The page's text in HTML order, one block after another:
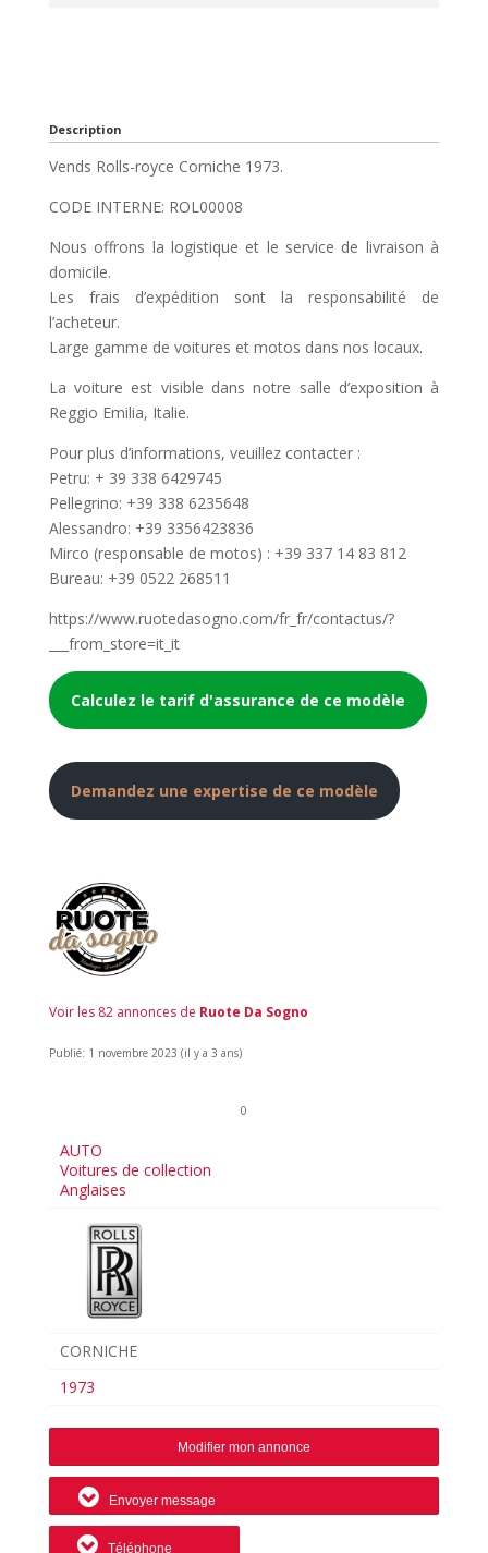
Description
Vends Rolls-royce Corniche 1973.
CODE INTERNE: ROL00008
Nous offrons la logistique et le service de livraison à
domicile.
Les frais d’expédition sont la responsabilité de
l’acheteur.
Large gamme de voitures et motos dans nos locaux.
La voiture est visible dans notre salle d’exposition à
Reggio Emilia, Italie.
Pour plus d’informations, veuillez contacter :
Petru: + 39 338 6429745
Pellegrino: +39 338 6235648
Alessandro: +39 3356423836
Mirco (responsable de motos) : +39 337 14 83 812
Bureau: +39 0522 268511
https://www.ruotedasogno.com/fr_fr/contactus/?
___from_store=it_it
Calculez le tarif d'assurance de ce modèle
Demandez une expertise de ce modèle
Voir les 82 annonces de Ruote Da Sogno
Publié: 1 novembre 2023 (il y a 3 ans)
0
AUTO
Voitures de collection
Anglaises
CORNICHE
1973
Modifier mon annonce
Envoyer message
Téléphone